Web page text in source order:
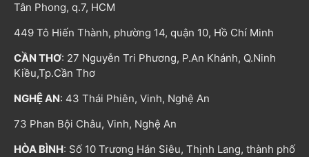
Tân Phong, q.7, HCM
449 Tô Hiến Thành, phường 14, quận 10, Hồ Chí Minh
CẦN THƠ: 27 Nguyễn Tri Phương, P.An Khánh, Q.Ninh
Kiều,Tp.Cần Thơ
NGHỆ AN: 43 Thái Phiên, Vinh, Nghệ An
73 Phan Bội Châu, Vinh, Nghệ An
HÒA BÌNH: Số 10 Trương Hán Siêu, Thịnh Lang, thành phố